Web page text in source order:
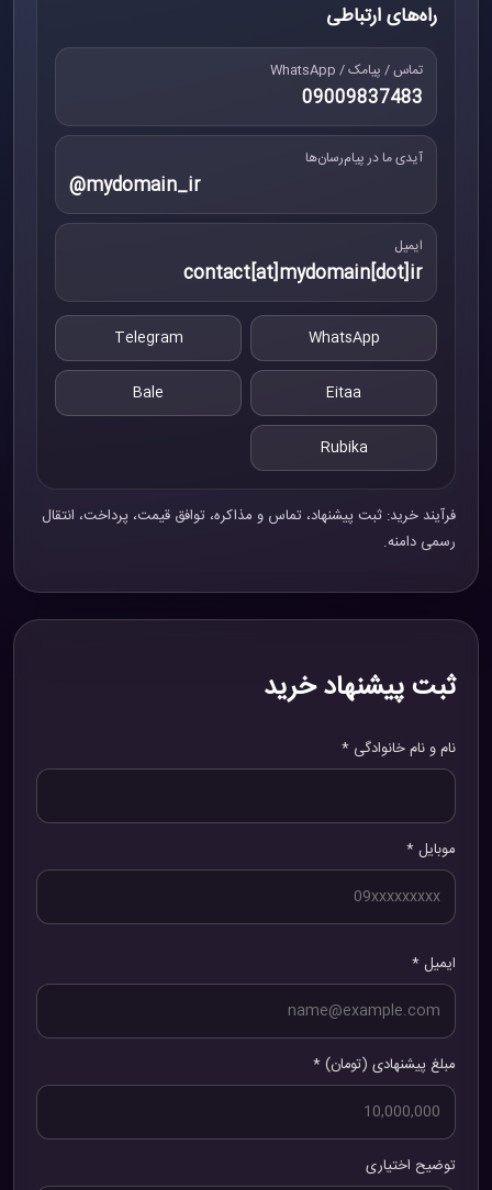
راه‌های ارتباطی
تماس / پیامک / WhatsApp
09009837483
آیدی ما در پیام‌رسان‌ها
@mydomain_ir
ایمیل
contact[at]mydomain[dot]ir
WhatsApp
Telegram
Eitaa
Bale
Rubika
فرآیند خرید: ثبت پیشنهاد، تماس و مذاکره، توافق قیمت، پرداخت، انتقال
رسمی دامنه.
ثبت پیشنهاد خرید
نام و نام خانوادگی *
موبایل *
ایمیل *
مبلغ پیشنهادی (تومان) *
توضیح اختیاری